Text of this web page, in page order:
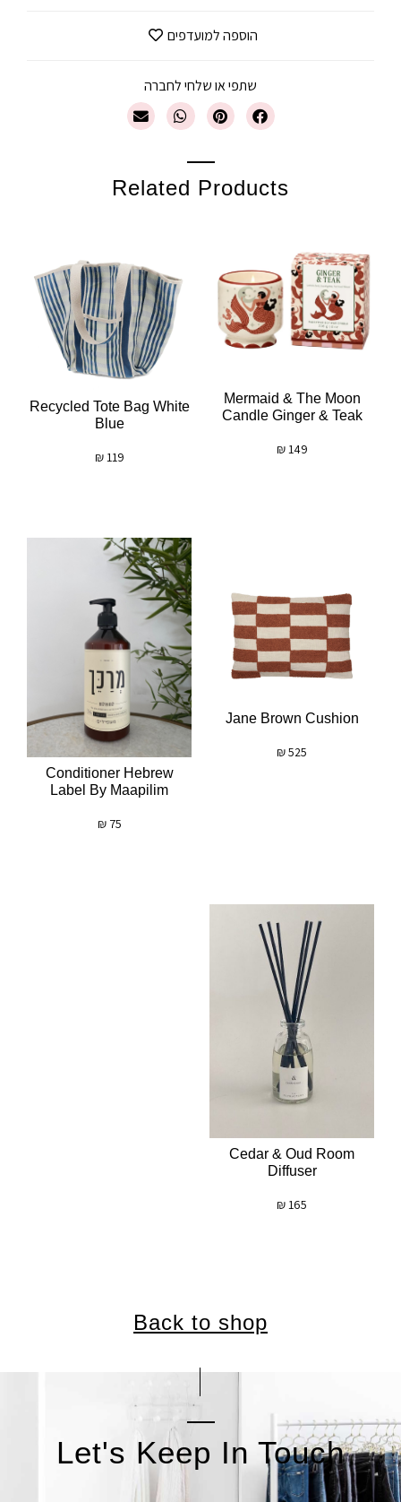
הוספה למועדפים
שתפי או שלחי לחברה
Related Products
Mermaid & The Moon
Candle Ginger & Teak
149
₪
Recycled Tote Bag White
Blue
119
₪
Jane Brown Cushion
525
₪
Conditioner Hebrew
Label By Maapilim
75
₪
Cedar & Oud Room
Diffuser
165
₪
Back to shop
Let's Keep In Touch
אימייל